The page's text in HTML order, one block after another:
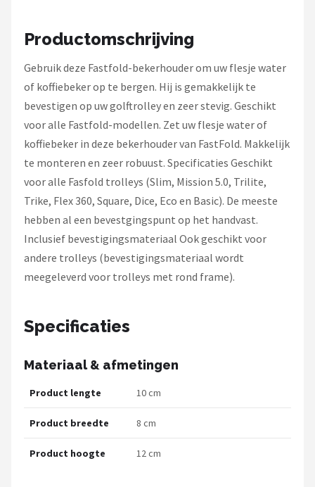
Productomschrijving
Gebruik deze Fastfold-bekerhouder om uw flesje water
of koffiebeker op te bergen. Hij is gemakkelijk te
bevestigen op uw golftrolley en zeer stevig. Geschikt
voor alle Fastfold-modellen. Zet uw flesje water of
koffiebeker in deze bekerhouder van FastFold. Makkelijk
te monteren en zeer robuust. Specificaties Geschikt
voor alle Fasfold trolleys (Slim, Mission 5.0, Trilite,
Trike, Flex 360, Square, Dice, Eco en Basic). De meeste
hebben al een bevestgingspunt op het handvast.
Inclusief bevestigingsmateriaal Ook geschikt voor
andere trolleys (bevestigingsmateriaal wordt
meegeleverd voor trolleys met rond frame).
Specificaties
Materiaal & afmetingen
Product lengte 10 cm
Product breedte 8 cm
Product hoogte 12 cm